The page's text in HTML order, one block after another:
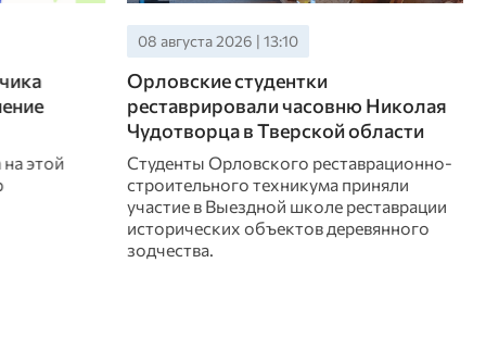
08 августа 2026 | 12:10
Прокуратура Орловской области
взяла на контроль устранение
последствий непогоды
Надзорное ведомство проверяет сроки
устранения аварий, соблюдение прав
жителей при предоставлении
коммунальных услуг.